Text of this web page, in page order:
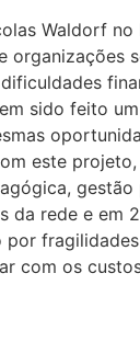
Waldorf no
sido feito
este
da rede e em
por
com os